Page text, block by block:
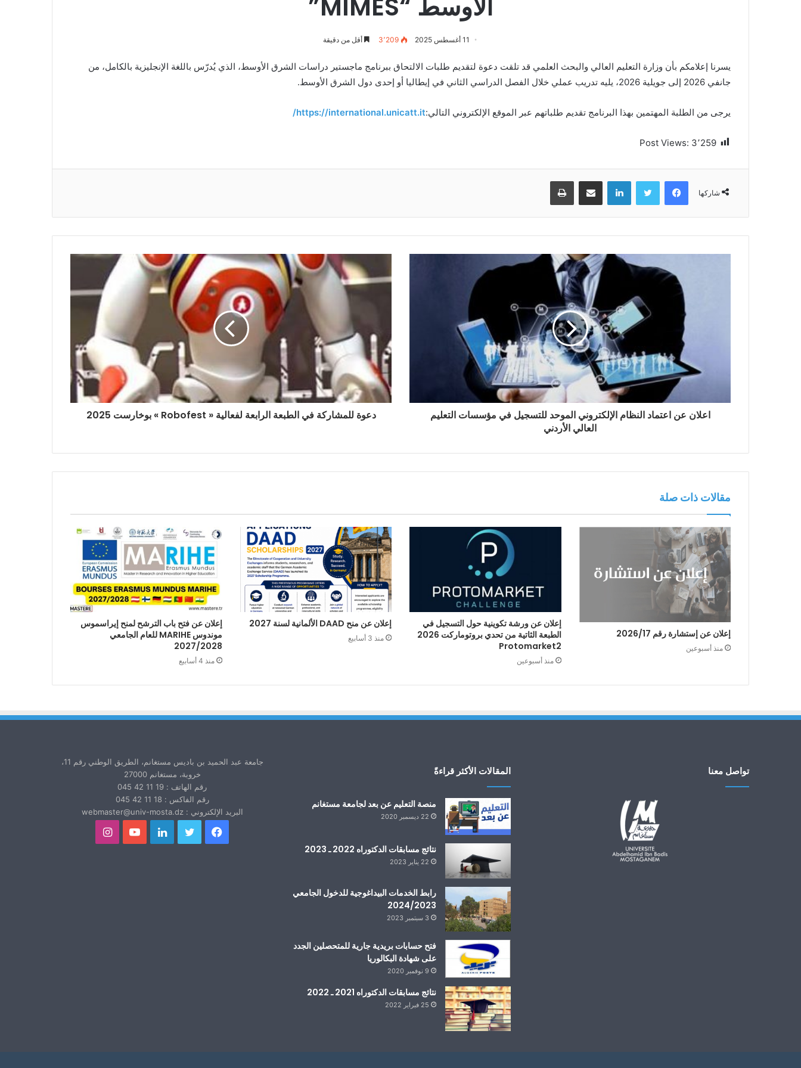
11 أغسطس 2025 3٬209 أقل من دقيقة
يسرنا إعلامكم بأن وزارة التعليم العالي والبحث العلمي قد تلقت دعوة لتقديم طلبات الالتحاق ببرنامج ماجستير دراسات الشرق الأوسط، الذي يُدرّس باللغة الإنجليزية بالكامل، من
جانفي 2026 إلى جويلية 2026، يليه تدريب عملي خلال الفصل الدراسي الثاني في إيطاليا أو إحدى دول الشرق الأوسط.
يرجى من الطلبة المهتمين بهذا البرنامج تقديم طلباتهم عبر الموقع الإلكتروني التالي:https://international.unicatt.it/
Post Views: 3٬259
شاركها
فيسبوك تويتر لينكدإن مشاركة عبر البريد طباعة
اعلان عن اعتماد النظام الإلكتروني الموحد للتسجيل في مؤسسات التعليم
العالي الأردني
دعوة للمشاركة في الطبعة الرابعة لفعالية « Robofest » بوخارست 2025
مقالات ذات صلة
إعلان عن إستشارة رقم 2026/17
منذ أسبوعين
إعلان عن ورشة تكوينية حول التسجيل في
الطبعة الثاتية من تحدي بروتوماركت 2026
Protomarket2
منذ أسبوعين
إعلان عن منح DAAD الألمانية لسنة 2027
منذ 3 أسابيع
إعلان عن فتح باب الترشح لمنح إيراسموس
موندوس MARIHE للعام الجامعي
2027/2028
منذ 4 أسابيع
تواصل معنا المقالات الأكثر قراءةً
منصة التعليم عن بعد لجامعة مستغانم
22 ديسمبر 2020
نتائج مسابقات الدكتوراه 2022 ـ 2023
22 يناير 2023
رابط الخدمات البيداغوجية للدخول الجامعي
2024/2023
3 سبتمبر 2023
فتح حسابات بريدية جارية للمتحصلين الجدد
على شهادة البكالوريا
9 نوفمبر 2020
نتائج مسابقات الدكتوراه 2021 ـ 2022
25 فبراير 2022
جامعة عبد الحميد بن باديس مستغانم، الطريق الوطني رقم 11،
خروبة، مستغانم 27000
رقم الهاتف : 19 11 42 045
رقم الفاكس : 18 11 42 045
البريد الإلكتروني : webmaster@univ-mosta.dz
فيسبوك تويتر لينكدإنيوتيوبانستقرام